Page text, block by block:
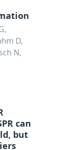
D,
N,
can
but